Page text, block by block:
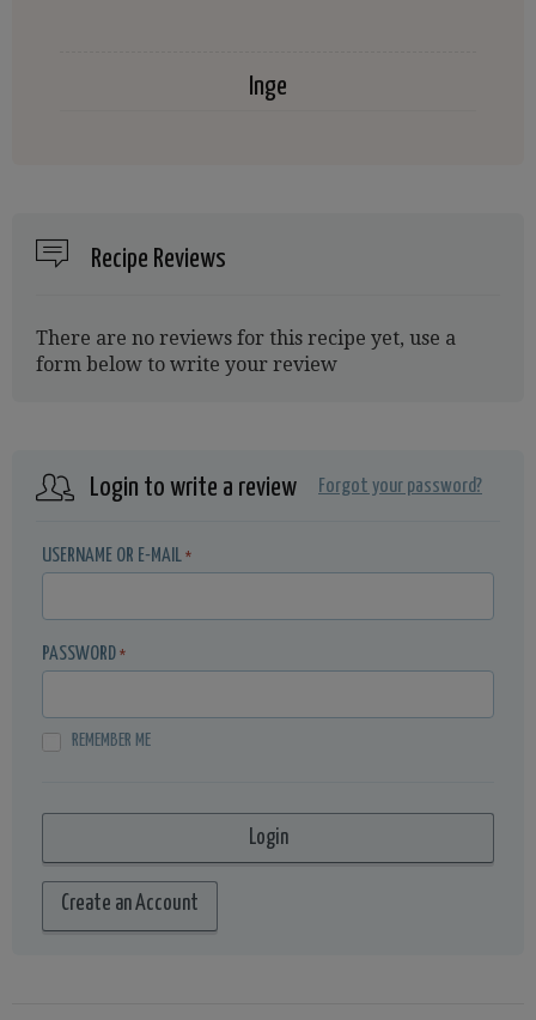
Inge
Recipe Reviews
There are no reviews for this recipe yet, use a
form below to write your review
Login to write a review Forgot your password?
USERNAME OR E-MAIL *
PASSWORD *
REMEMBER ME
Create an Account